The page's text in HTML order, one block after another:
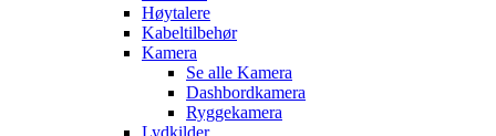
Høytalere
Kabeltilbehør
Kamera
Se alle Kamera
Dashbordkamera
Ryggekamera
Lydkilder